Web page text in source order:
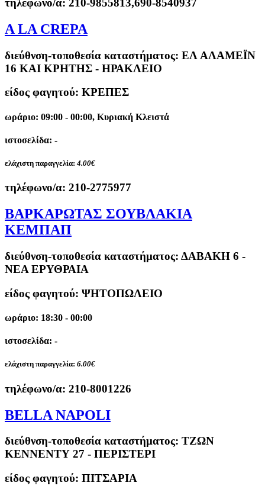
τηλέφωνο/α: 210-9855813,690-8540937
A LA CREPA
διεύθνση-τοποθεσία καταστήματος: ΕΛ ΑΛΑΜΕΪΝ
16 ΚΑΙ ΚΡΗΤΗΣ - ΗΡΑΚΛΕΙΟ
είδος φαγητού: ΚΡΕΠΕΣ
ωράριο: 09:00 - 00:00, Κυριακή Κλειστά
ιστοσελίδα: -
ελάχιστη παραγγελία: 4.00€
τηλέφωνο/α: 210-2775977
ΒΑΡΚΑΡΩΤΑΣ ΣΟΥΒΛΑΚΙΑ
ΚΕΜΠΑΠ
διεύθνση-τοποθεσία καταστήματος: ΔΑΒΑΚΗ 6 -
ΝΕΑ ΕΡΥΘΡΑΙΑ
είδος φαγητού: ΨΗΤΟΠΩΛΕΙΟ
ωράριο: 18:30 - 00:00
ιστοσελίδα: -
ελάχιστη παραγγελία: 6.00€
τηλέφωνο/α: 210-8001226
BELLA NAPOLI
διεύθνση-τοποθεσία καταστήματος: ΤΖΩΝ
ΚΕΝΝΕΝΤΥ 27 - ΠΕΡΙΣΤΕΡΙ
είδος φαγητού: ΠΙΤΣΑΡΙΑ